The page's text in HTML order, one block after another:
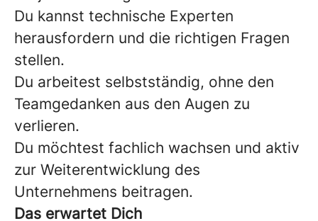
Du kannst technische Experten
herausfordern und die richtigen Fragen
stellen.
Du arbeitest selbstständig, ohne den
Teamgedanken aus den Augen zu
verlieren.
Du möchtest fachlich wachsen und aktiv
zur Weiterentwicklung des
Unternehmens beitragen.
Das erwartet Dich